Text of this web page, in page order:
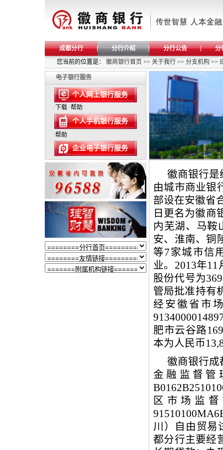
成都分行 分行介绍 分行公告
分
您当前的位置是： 徽商银行首页 >> 关于我行 >> 分支机构 >>
电子银行服务
个人网上银行服务
· 下载 ·帮助
个人手机银行服务
·帮助
企业电子银行服务